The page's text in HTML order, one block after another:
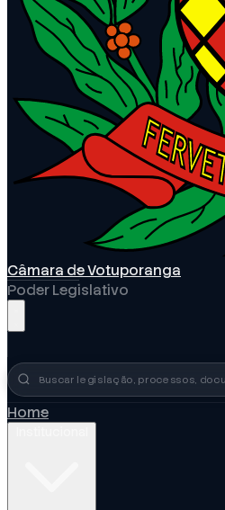
Câmara de Votuporanga
Poder Legislativo
Busca no portal
Home